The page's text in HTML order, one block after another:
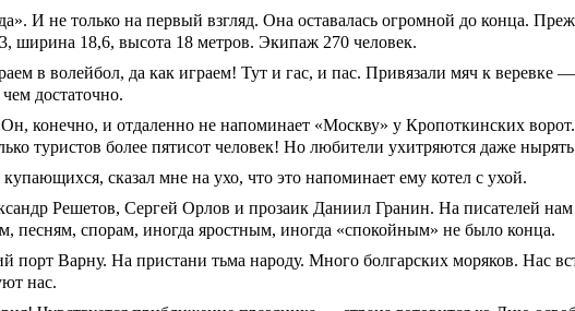
И не только на первый взгляд. Она оставалась огромной до конца.
ширина 18,6, высота 18 метров. Экипаж 270 человек.
в волейбол, да как играем! Тут и гас, и пас. Привязали мяч к веревке
достаточно.
конечно, и отдаленно не напоминает «Москву» у Кропоткинских
туристов более пятисот человек! Но любители ухитряются даже
сказал мне на ухо, что это напоминает ему котел с ухой.
Решетов, Сергей Орлов и прозаик Даниил Гранин. На писателей
спорам, иногда яростным, иногда «спокойным» не было конца.
порт Варну. На пристани тьма народу. Много болгарских моряков. Нас
нас.